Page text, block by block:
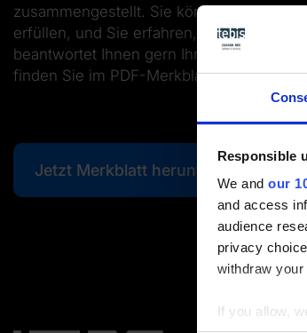
Responsible
We and our
and access
audience
privacy
withdraw
If you allow,
zusammengestellt. Sie können prüfen, ob
erfüllen, und Sie erfahren, wie Sie eine
beantwortet Ihnen gern Ihr persönlicher
finden Sie im PDF-Merkblatt.
Jetzt Merkblatt herunterladen